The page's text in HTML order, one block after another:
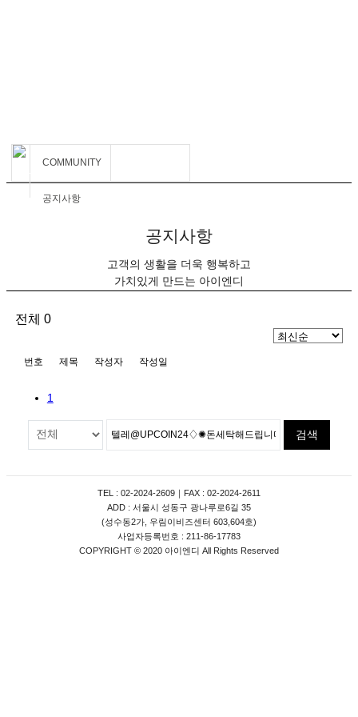
COMMUNITY
공지사항
공지사항
고객의 생활을 더욱 행복하고
가치있게 만드는 아이엔디
전체 0
번호 제목 작성자 작성일
1
검색
TEL : 02-2024-2609｜FAX : 02-2024-2611
ADD : 서울시 성동구 광나루로6길 35
(성수동2가, 우림이비즈센터 603,604호)
사업자등록번호 : 211-86-17783
COPYRIGHT © 2020 아이엔디 All Rights Reserved